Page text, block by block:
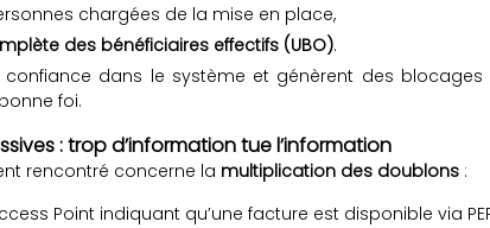
chargées de la mise en place,
des bénéficiaires effectifs (UBO).
dans le système et génèrent des blocages
foi.
: trop d’information tue l’information
rencontré concerne la multiplication des doublons :
Point indiquant qu’une facture est disponible via